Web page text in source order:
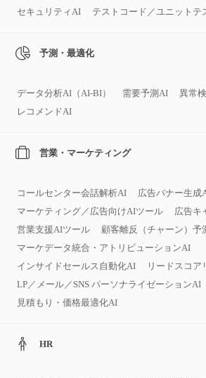
セキュリティAI
テストコード／ユニットテ
予測・最適化
データ分析AI（AI‑BI） 需要予測AI
異常
レコメンドAI
営業・マーケティング
コールセンター会話解析AI 広告バナー生成
マーケティング／広告向けAIツール
広告キ
営業支援AIツール
顧客離反（チャーン）予
マーケデータ統合・アトリビューションAI
インサイドセールス自動化AI
リードスコ
LP／メール／SNS パーソナライゼーションAI
見積もり・価格最適化AI
HR